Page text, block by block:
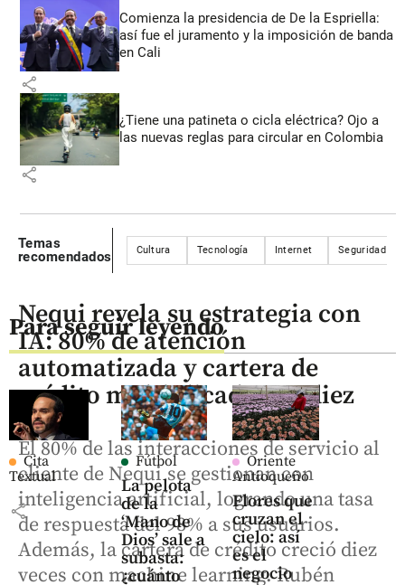
Comienza la presidencia de De la Espriella:
así fue el juramento y la imposición de banda
en Cali
share
¿Tiene una patineta o cicla eléctrica? Ojo a
las nuevas reglas para circular en Colombia
share
Temas
recomendados
Cultura Tecnología Internet Seguridad
Para seguir leyendo
Cita
Textual
share
Fútbol
La pelota
de la
‘Mano de
Dios’ sale a
subasta:
¿cuánto
Oriente
Antioqueño
Flores que
cruzan el
cielo: así
es el
negocio
Nequi revela su estrategia con
IA: 80% de atención
automatizada y cartera de
crédito multiplicada por diez
El 80% de las interacciones de servicio al
cliente de Nequi se gestionan con
inteligencia artificial, logrando una tasa
de respuesta del 98% a sus usuarios.
Además, la cartera de crédito creció diez
veces con machine learning. Rubén